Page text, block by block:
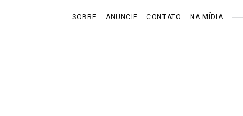
SOBRE ANUNCIE CONTATO NA MÍDIA